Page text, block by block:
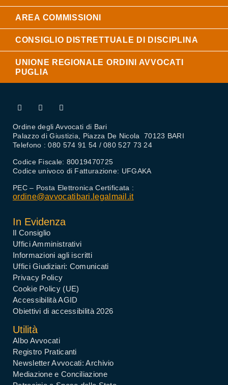
AREA COMMISSIONI
CONSIGLIO DISTRETTUALE DI DISCIPLINA
UNIONE REGIONALE ORDINI AVVOCATI
PUGLIA
Ordine degli Avvocati di Bari
Palazzo di Giustizia, Piazza De Nicola 70123 BARI
Telefono : 080 574 91 54 / 080 527 73 24
Codice Fiscale: 80019470725
Codice univoco di Fatturazione: UFGAKA
PEC – Posta Elettronica Certificata :
ordine@avvocatibari.legalmail.it
In Evidenza
Il Consiglio
Uffici Amministrativi
Informazioni agli iscritti
Uffici Giudiziari: Comunicati
Privacy Policy
Cookie Policy (UE)
Accessibilità AGID
Obiettivi di accessibilità 2026
Utilità
Albo Avvocati
Registro Praticanti
Newsletter Avvocati: Archivio
Mediazione e Conciliazione